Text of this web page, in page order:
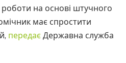
на основі штучного
має спростити
передає Державна служба